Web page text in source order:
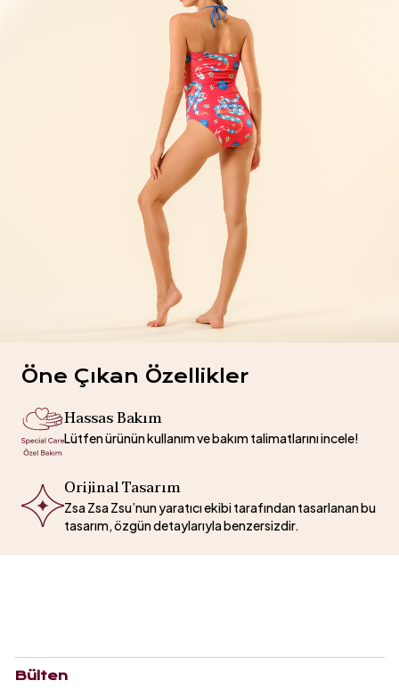
Öne Çıkan Özellikler
Hassas Bakım
Lütfen ürünün kullanım ve bakım talimatlarını incele!
Orijinal Tasarım
Zsa Zsa Zsu’nun yaratıcı ekibi tarafından tasarlanan bu
tasarım, özgün detaylarıyla benzersizdir.
Bülten